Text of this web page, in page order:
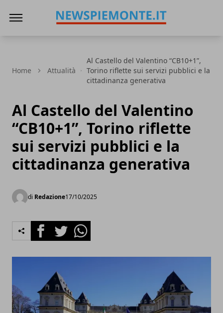
Home Attualità
Al Castello del Valentino “CB10+1”,
Torino riflette sui servizi pubblici e la
cittadinanza generativa
Al Castello del Valentino
“CB10+1”, Torino riflette
sui servizi pubblici e la
cittadinanza generativa
di Redazione17/10/2025
FacebookTwitterWhatsapp